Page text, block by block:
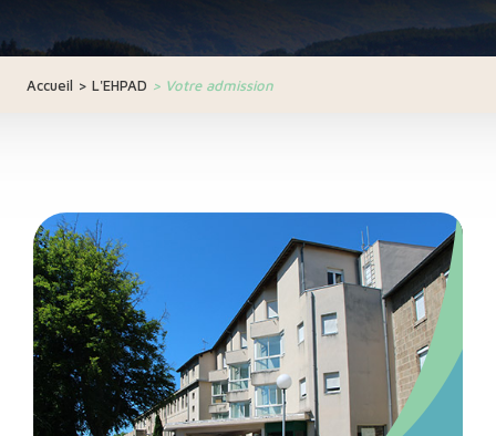
Accueil > L'EHPAD > Votre admission